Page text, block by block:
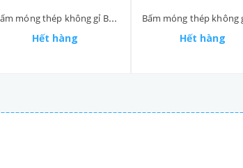
Bấm móng thép không gỉ Bâfla size nhỏ 8046
Hết hàng Hết hàng